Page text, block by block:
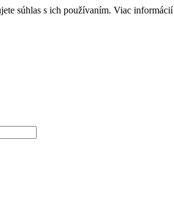
súhlas s ich používaním. Viac informácií